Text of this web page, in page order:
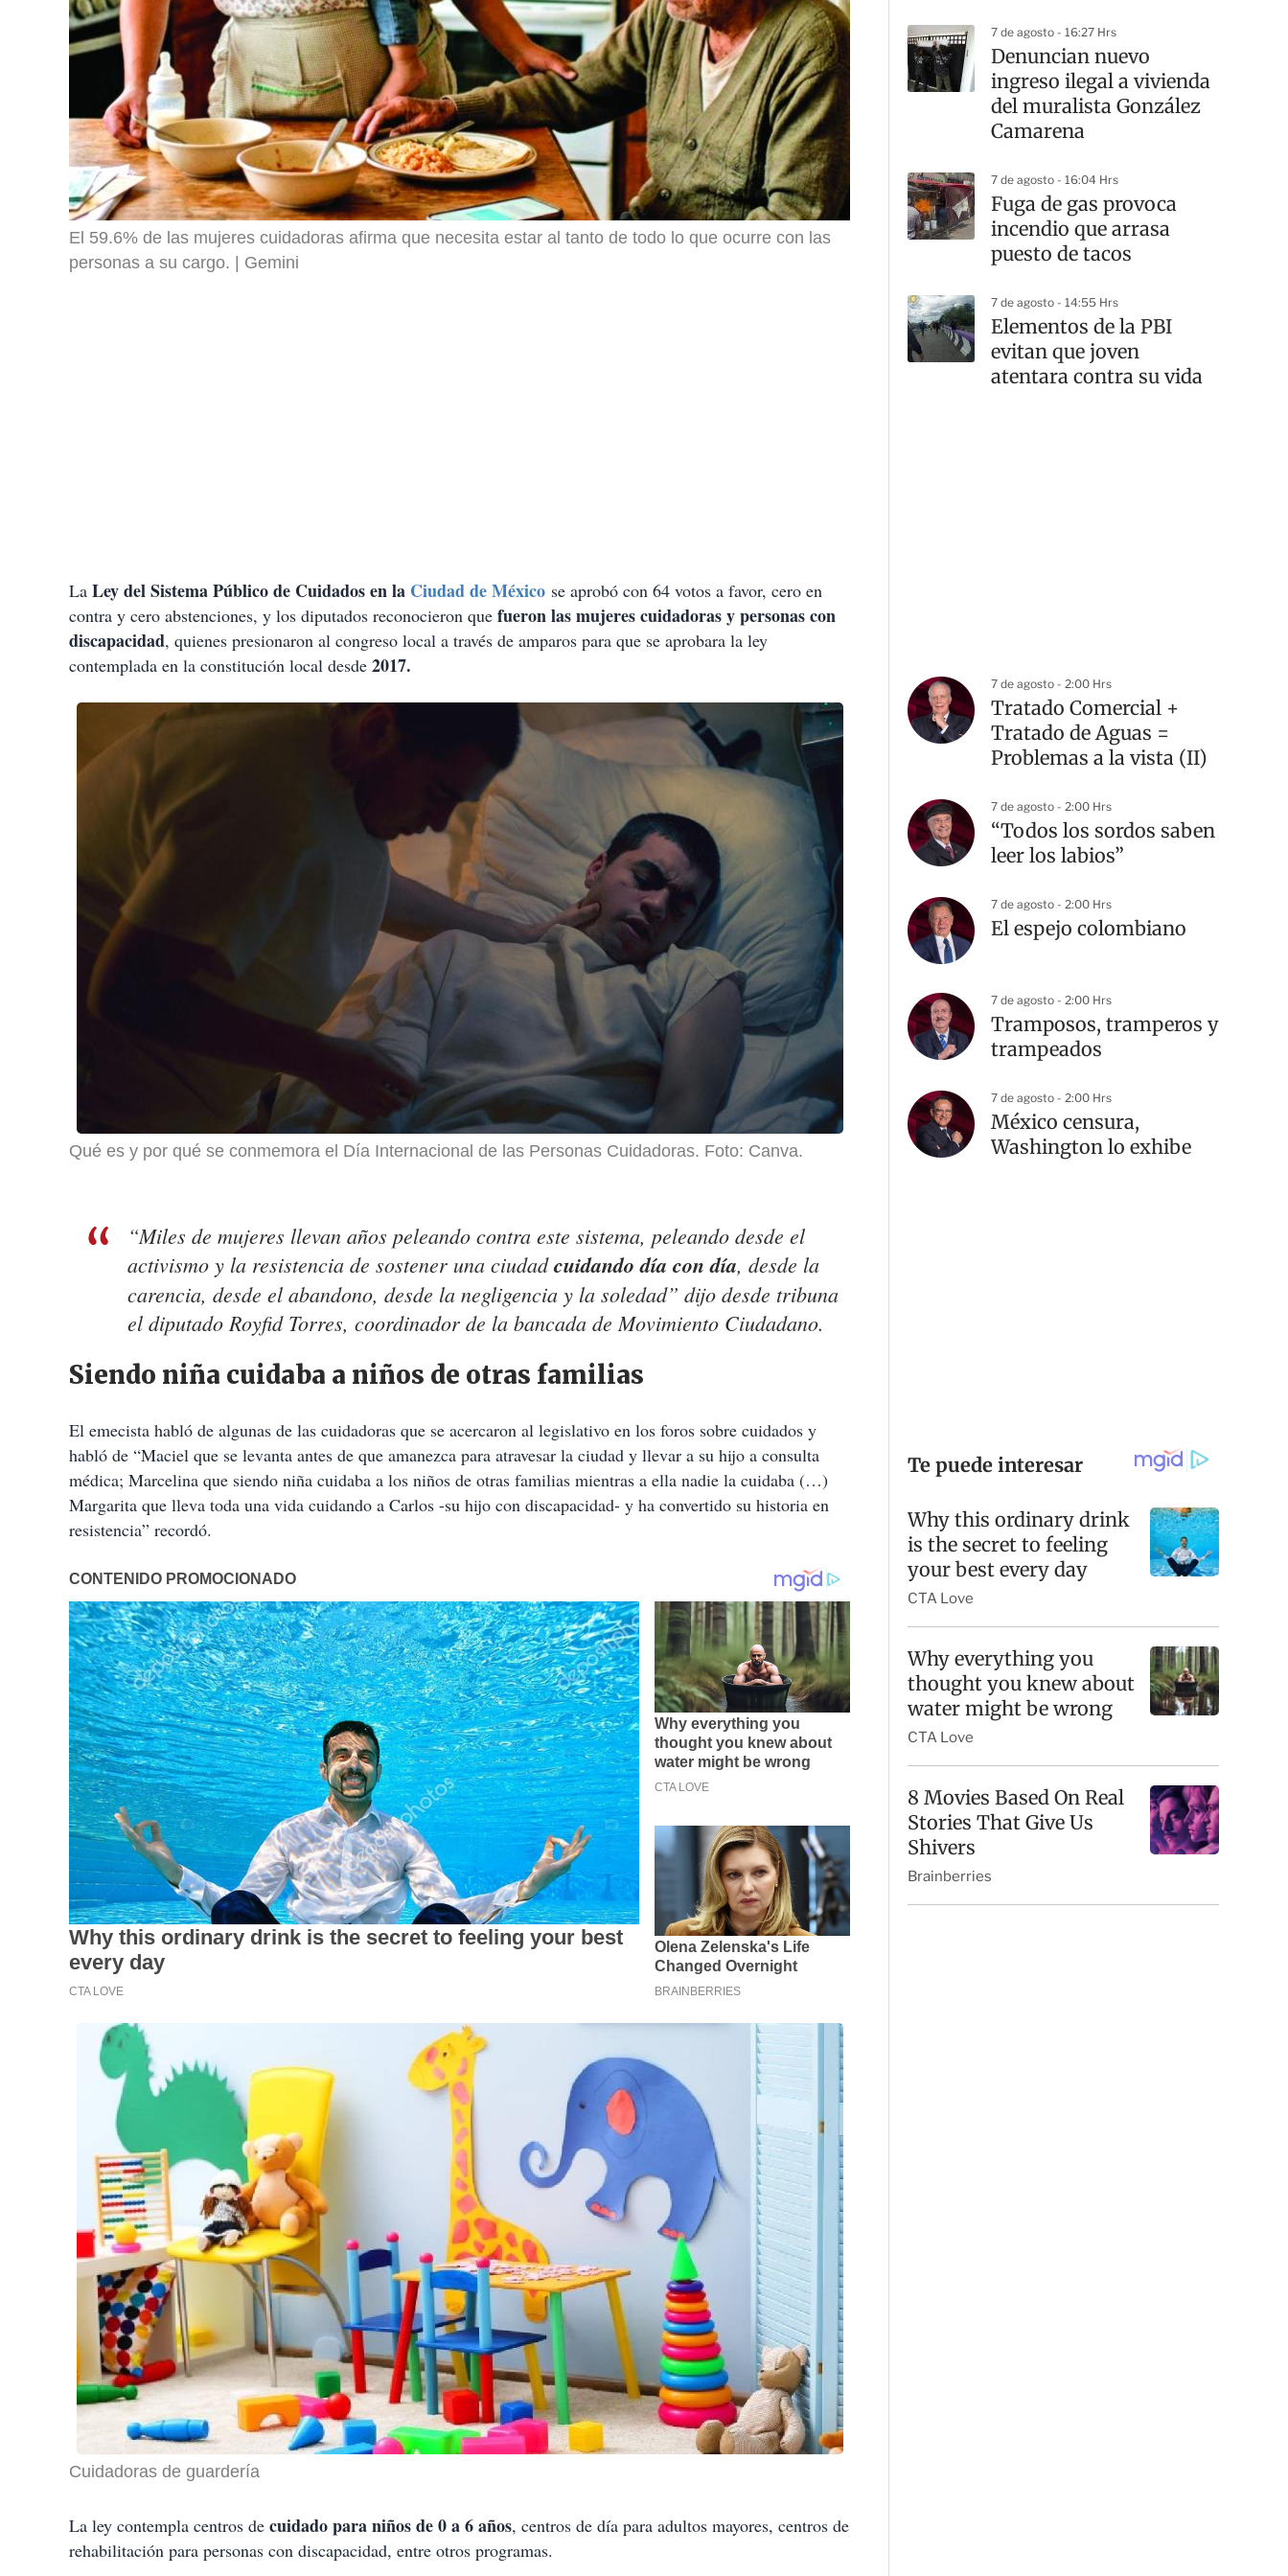
El 59.6% de las mujeres cuidadoras afirma que necesita estar al tanto de todo lo que ocurre con las
personas a su cargo.
Gemini
La Ley del Sistema Público de Cuidados en la Ciudad de México se aprobó con 64 votos a favor, cero en
contra y cero abstenciones, y los diputados reconocieron que fueron las mujeres cuidadoras y personas con
discapacidad, quienes presionaron al congreso local a través de amparos para que se aprobara la ley
contemplada en la constitución local desde 2017.
Qué es y por qué se conmemora el Día Internacional de las Personas Cuidadoras. Foto: Canva.
“Miles de mujeres llevan años peleando contra este sistema, peleando desde el
activismo y la resistencia de sostener una ciudadcuidando día con día, desde la
carencia, desde el abandono, desde la negligencia y la soledad” dijo desde tribuna
el diputado Royfid Torres, coordinador de la bancada de Movimiento Ciudadano.
Siendo niña cuidaba a niños de otras familias
El emecista habló de algunas de las cuidadoras que se acercaron al legislativo en los foros sobre cuidados y
habló de “Maciel que se levanta antes de que amanezca para atravesar la ciudad y llevar a su hijo a consulta
médica; Marcelina que siendo niña cuidaba a los niños de otras familias mientras a ella nadie la cuidaba (…)
Margarita que lleva toda una vida cuidando a Carlos -su hijo con discapacidad- y ha convertido su historia en
resistencia” recordó.
Cuidadoras de guardería
La ley contempla centros de cuidado para niños de 0 a 6 años, centros de día para adultos mayores, centros de
rehabilitación para personas con discapacidad, entre otros programas.
7 de agosto - 16:27 Hrs
Denuncian nuevo
ingreso ilegal a vivienda
del muralista González
Camarena
7 de agosto - 16:04 Hrs
Fuga de gas provoca
incendio que arrasa
puesto de tacos
7 de agosto - 14:55 Hrs
Elementos de la PBI
evitan que joven
atentara contra su vida
7 de agosto - 2:00 Hrs
Tratado Comercial +
Tratado de Aguas =
Problemas a la vista (II)
7 de agosto - 2:00 Hrs
“Todos los sordos saben
leer los labios”
7 de agosto - 2:00 Hrs
El espejo colombiano
7 de agosto - 2:00 Hrs
Tramposos, tramperos y
trampeados
7 de agosto - 2:00 Hrs
México censura,
Washington lo exhibe